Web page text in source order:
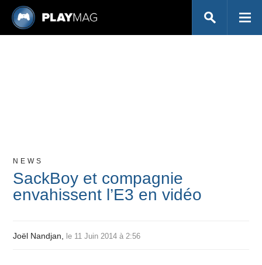
NEWS
SackBoy et compagnie
envahissent l’E3 en vidéo
Joël Nandjan, le 11 Juin 2014 à 2:56